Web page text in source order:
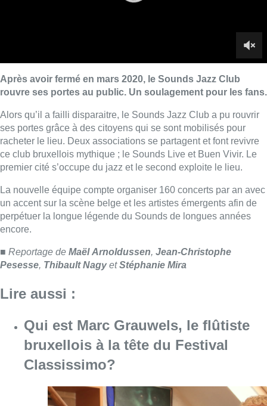
La nouvelle équipe compte organiser 160 concerts par an avec
un accent sur la scène belge et les artistes émergents afin de
perpétuer la longue légende du Sounds de longues années
■Reportage deMaël Arnoldussen,Jean-Christophe
Lire aussi :
Qui est Marc Grauwels, le flûtiste
bruxellois à la tête du Festival
Classissimo?